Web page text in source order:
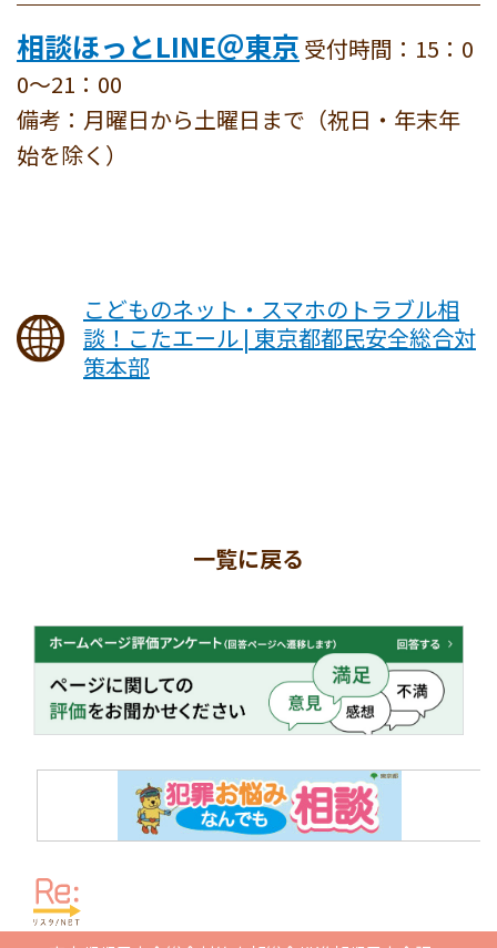
相談ほっとLINE＠東京 受付時間：15：0
0～21：00
備考：月曜日から土曜日まで（祝日・年末年
始を除く）
こどものネット・スマホのトラブル相
談！こたエール | 東京都都民安全総合対
策本部
一覧に戻る